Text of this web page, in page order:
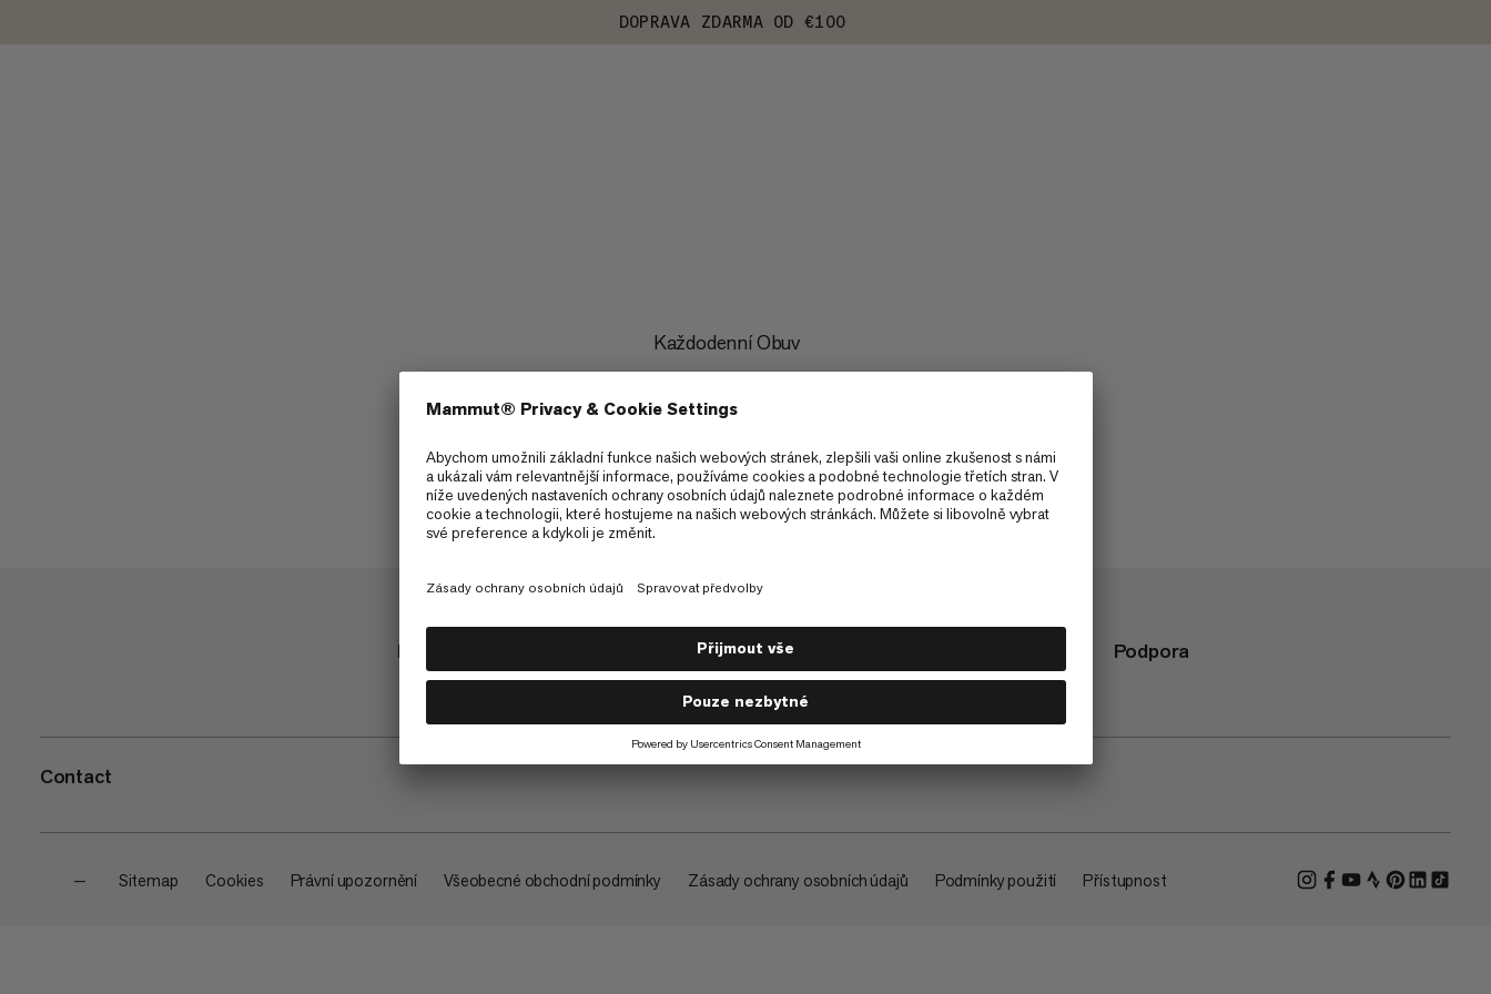
DOPRAVA ZDARMA OD €100
Každodenní Obuv
Nakupuj O společnosti Podpora
Contact
— Sitemap Cookies Právní upozornění Všeobecné obchodní podmínky Zásady ochrany osobních údajů Podmínky použití Přístupnost